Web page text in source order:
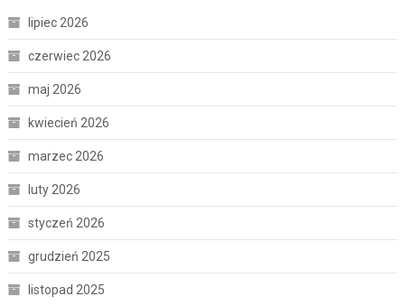
lipiec 2026
czerwiec 2026
maj 2026
kwiecień 2026
marzec 2026
luty 2026
styczeń 2026
grudzień 2025
listopad 2025